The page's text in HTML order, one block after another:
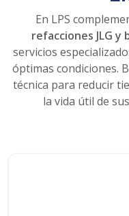
En LPS
refacciones JLG y
servicios
óptimas condiciones.
técnica para reducir
la vida útil de